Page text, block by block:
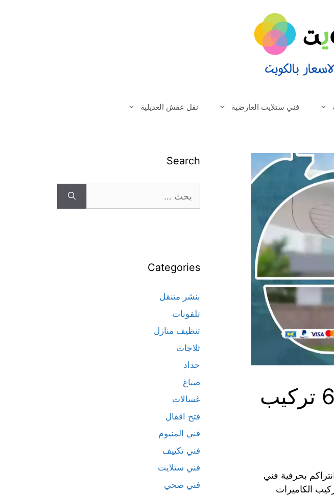
فني ستلايت العارضية نقل عفش العديلية
كاميرات مراقبة الظهر 66428585 تركيب
بحرفية فني
الكاميرات
Search
Categories
بنشر متنقل
تلفونات
تنظيف منازل
ثلاجات
حداد
صباغ
غسالات
فتح اقفال
فني المنيوم
فني تكييف
فني ستلايت
فني صحي